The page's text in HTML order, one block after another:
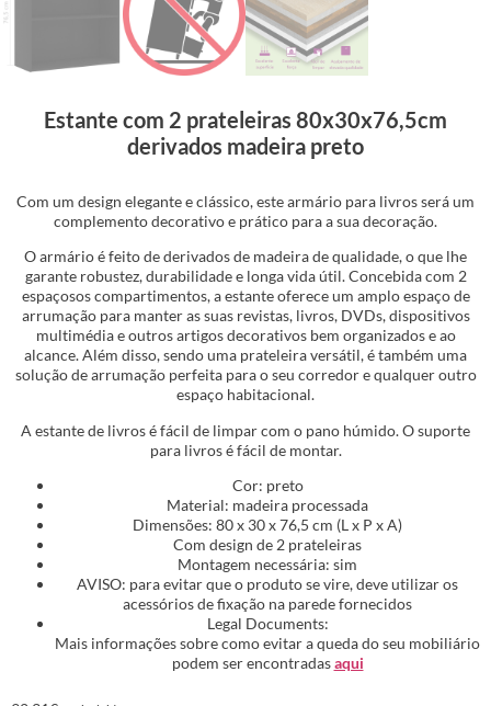
Estante com 2 prateleiras 80x30x76,5cm
derivados madeira preto
Com um design elegante e clássico, este armário para livros será um
complemento decorativo e prático para a sua decoração.
O armário é feito de derivados de madeira de qualidade, o que lhe
garante robustez, durabilidade e longa vida útil. Concebida com 2
espaçosos compartimentos, a estante oferece um amplo espaço de
arrumação para manter as suas revistas, livros, DVDs, dispositivos
multimédia e outros artigos decorativos bem organizados e ao
alcance. Além disso, sendo uma prateleira versátil, é também uma
solução de arrumação perfeita para o seu corredor e qualquer outro
espaço habitacional.
A estante de livros é fácil de limpar com o pano húmido. O suporte
para livros é fácil de montar.
Cor: preto
Material: madeira processada
Dimensões: 80 x 30 x 76,5 cm (L x P x A)
Com design de 2 prateleiras
Montagem necessária: sim
AVISO: para evitar que o produto se vire, deve utilizar os
acessórios de fixação na parede fornecidos
Legal Documents:
Mais informações sobre como evitar a queda do seu mobiliário
podem ser encontradasaqui